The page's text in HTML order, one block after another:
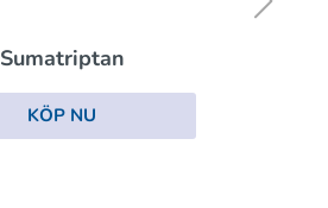
Sumatriptan
KÖP NU